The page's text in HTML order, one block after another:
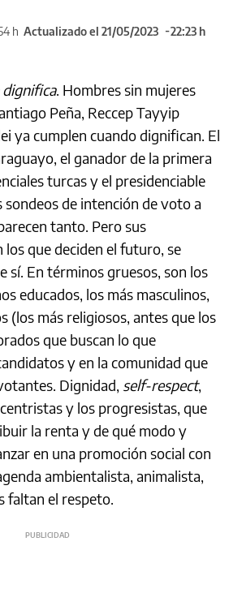
h Actualizado el 21/05/2023
22:23 h
dignifica. Hombres sin mujeres
Peña, Reccep Tayyip
ya cumplen cuando dignifican. El
el ganador de la primera
turcas y el presidenciable
de intención de voto a
tanto. Pero sus
los que deciden el futuro, se
sí. En términos gruesos, son los
educados, los más masculinos,
(los más religiosos, antes que los
que buscan lo que
y en la comunidad que
Dignidad, self-respect,
y los progresistas, que
la renta y de qué modo y
en una promoción social con
ambientalista, animalista,
faltan el respeto.